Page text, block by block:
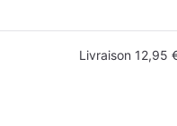
Livraison 12,95